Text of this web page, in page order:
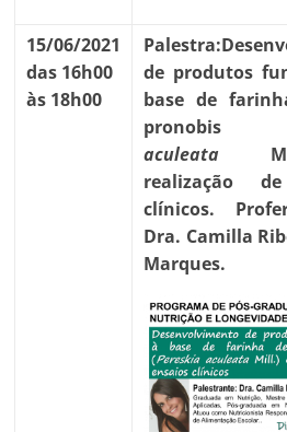
15/06/2021
das 16h00
às 18h00
Palestra:
de produtos
base de
pronobis
aculeata
realização
clínicos.
Dra. Camilla
Marques.